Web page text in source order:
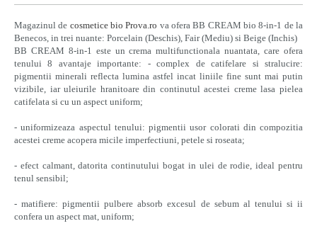
Magazinul de cosmetice bio Prova.ro va ofera BB CREAM bio 8-in-1 de la
Benecos, in trei nuante: Porcelain (Deschis), Fair (Mediu) si Beige (Inchis)
BB CREAM 8-in-1 este un crema multifunctionala nuantata, care ofera
tenului 8 avantaje importante: - complex de catifelare si stralucire:
pigmentii minerali reflecta lumina astfel incat liniile fine sunt mai putin
vizibile, iar uleiurile hranitoare din continutul acestei creme lasa pielea
catifelata si cu un aspect uniform;
- uniformizeaza aspectul tenului: pigmentii usor colorati din compozitia
acestei creme acopera micile imperfectiuni, petele si roseata;
- efect calmant, datorita continutului bogat in ulei de rodie, ideal pentru
tenul sensibil;
- matifiere: pigmentii pulbere absorb excesul de sebum al tenului si ii
confera un aspect mat, uniform;